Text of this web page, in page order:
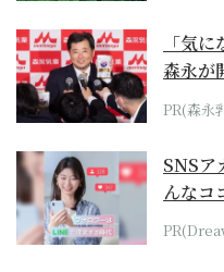
「気
森永が
PR(森永
SNSア
んなコ